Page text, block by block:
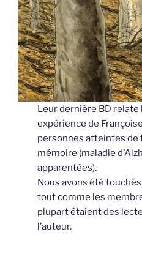
Leur dernière BD relate
expérience de
personnes atteintes de
mémoire (maladie
apparentées).
Nous avons été
tout comme les
plupart étaient des
l’auteur.